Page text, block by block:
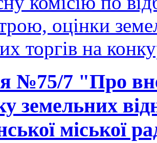
оцінки
торгів на
№75/7 "Про
земельних
міської